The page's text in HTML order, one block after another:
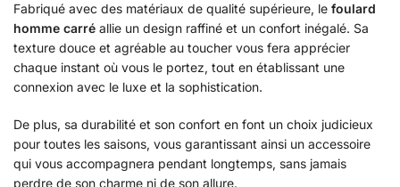
Fabriqué avec des matériaux de qualité supérieure, le foulard
homme carré allie un design raffiné et un confort inégalé. Sa
texture douce et agréable au toucher vous fera apprécier
chaque instant où vous le portez, tout en établissant une
connexion avec le luxe et la sophistication.
De plus, sa durabilité et son confort en font un choix judicieux
pour toutes les saisons, vous garantissant ainsi un accessoire
qui vous accompagnera pendant longtemps, sans jamais
perdre de son charme ni de son allure.